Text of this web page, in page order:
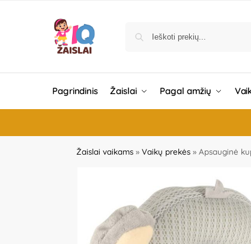
Pagrindinis Žaislai Pagal amžių
Žaislai vaikams »Vaikų prekės »Apsauginė